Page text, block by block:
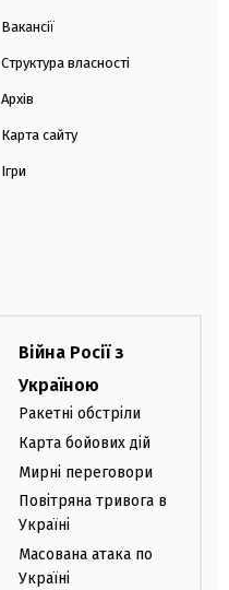
Вакансії
Структура власності
Архів
Карта сайту
Ігри
Війна Росії з
Україною
Ракетні обстріли
Карта бойових дій
Мирні переговори
Повітряна тривога в
Україні
Масована атака по
Україні